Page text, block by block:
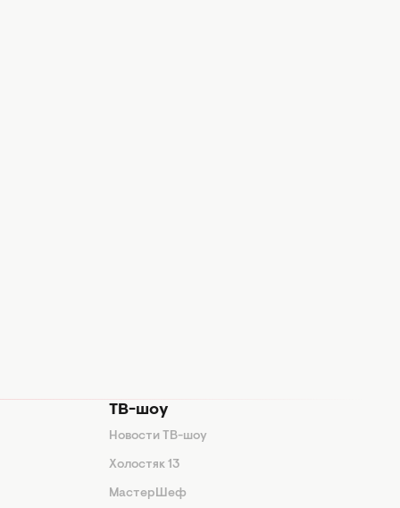
ТВ-шоу
Новости ТВ-шоу
Холостяк 13
МастерШеф